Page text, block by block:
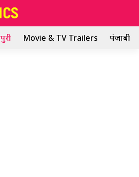
Movie & TV Trailers पंजाबी